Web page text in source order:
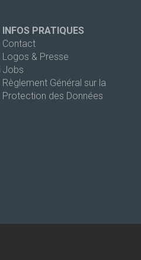
INFOS PRATIQUES
Contact
Logos & Presse
Jobs
Règlement Général sur la
Protection des Données